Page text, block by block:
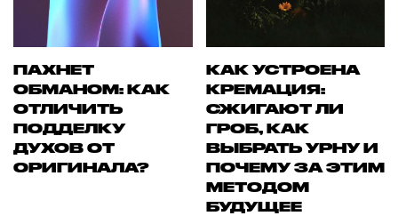
ПАХНЕТ
ОБМАНОМ: КАК
ОТЛИЧИТЬ
ПОДДЕЛКУ
ДУХОВ ОТ
ОРИГИНАЛА?
КАК УСТРОЕНА
КРЕМАЦИЯ:
СЖИГАЮТ ЛИ
ГРОБ, КАК
ВЫБРАТЬ УРНУ И
ПОЧЕМУ ЗА ЭТИМ
МЕТОДОМ
БУДУЩЕЕ